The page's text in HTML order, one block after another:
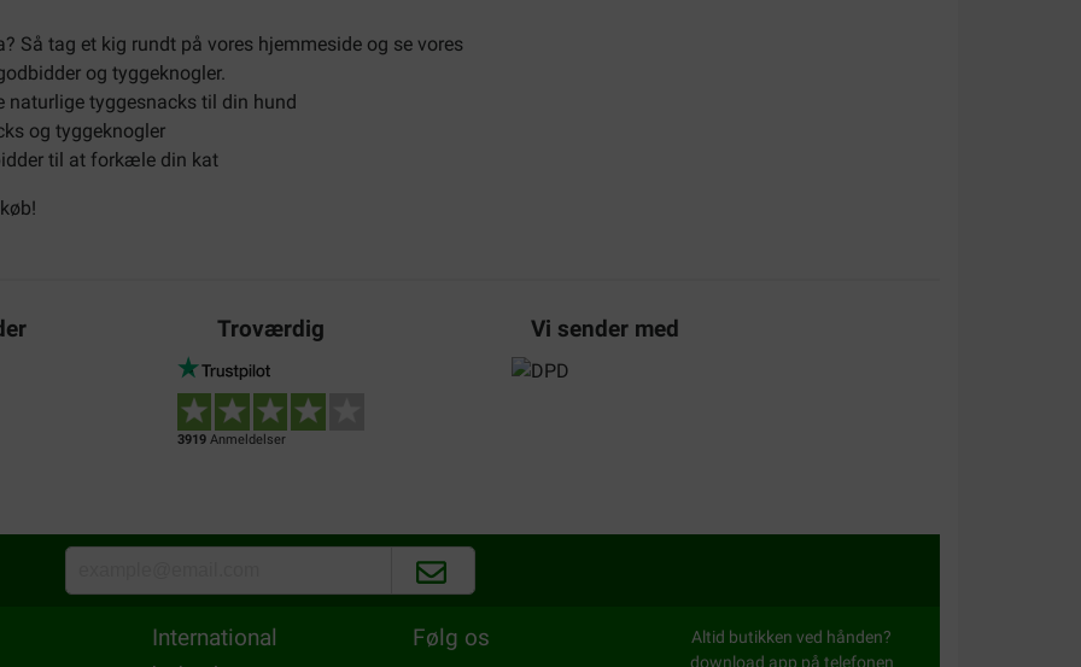
Så tag et kig rundt på vores hjemmeside og se vores
og tyggeknogler.
naturlige tyggesnacks til din hund
og tyggeknogler
til at forkæle din kat
Troværdig
3919Anmeldelser
Vi sender med
International Følg os
Altid butikken ved hånden?
download app på telefonen